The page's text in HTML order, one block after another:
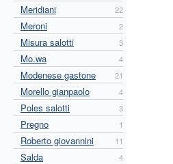
Meridiani 22
Meroni 2
Misura salotti 3
Mo.wa 4
Modenese gastone 21
Morello gianpaolo 4
Poles salotti 3
Pregno 1
Roberto giovannini 11
Salda 4